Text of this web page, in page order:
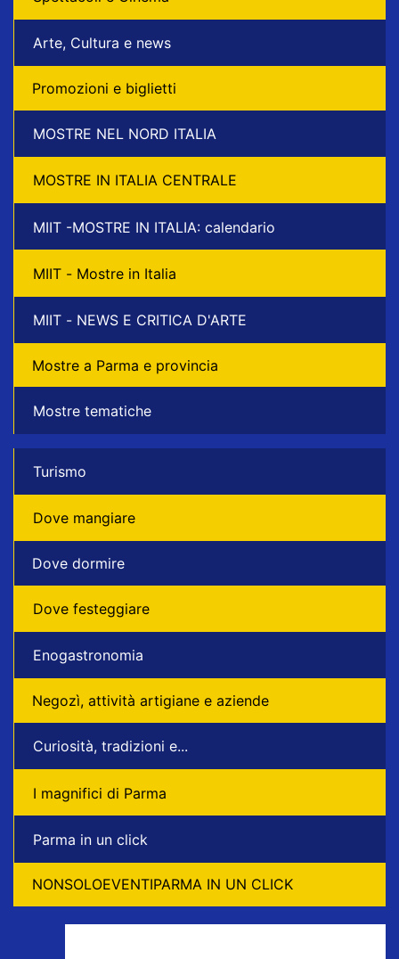
Arte, Cultura e news
Promozioni e biglietti
MOSTRE NEL NORD ITALIA
MOSTRE IN ITALIA CENTRALE
MIIT -MOSTRE IN ITALIA: calendario
MIIT - Mostre in Italia
MIIT - NEWS E CRITICA D'ARTE
Mostre a Parma e provincia
Mostre tematiche
Turismo
Dove mangiare
Dove dormire
Dove festeggiare
Enogastronomia
Negozì, attività artigiane e aziende
Curiosità, tradizioni e...
I magnifici di Parma
Parma in un click
NONSOLOEVENTIPARMA IN UN CLICK